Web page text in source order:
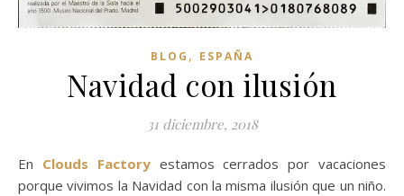
BLOG , ESPAÑA
Navidad con ilusión
31 diciembre, 2018
En Clouds Factory estamos cerrados por vacaciones
porque vivimos la Navidad con la misma ilusión que un niño.